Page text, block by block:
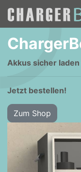
Akkus sicher
Jetzt bestellen!
Zum Shop